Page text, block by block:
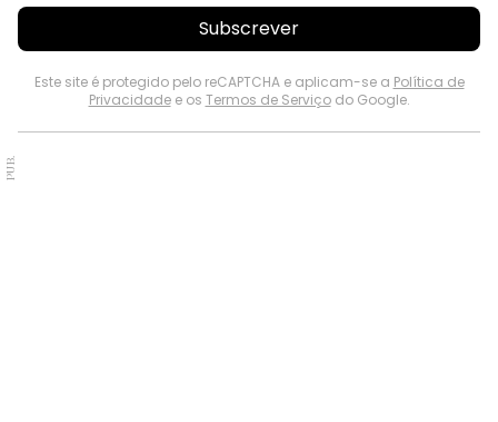
Subscrever
Este site é protegido pelo reCAPTCHA e aplicam-se a Política de
Privacidadee os Termos de Serviçodo Google.
PUB.